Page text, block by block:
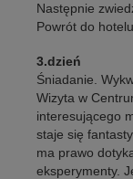
Następnie
Powrót do
3.dzień
Śniadanie.
Wizyta w
interesującego
staje się
ma prawo
eksperymenty.